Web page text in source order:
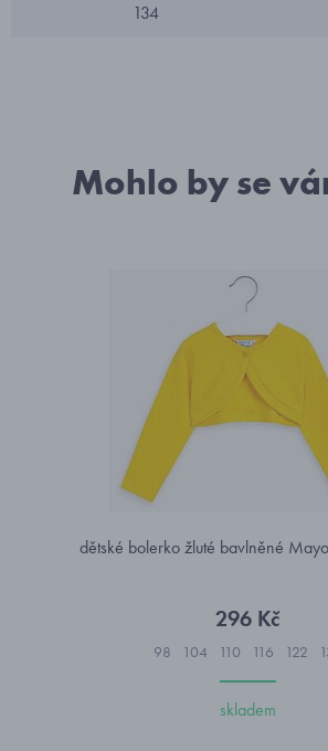
134
Mohlo by se
dětské bolerko žluté bavlněné
296 Kč
98 104 110 116 122
skladem